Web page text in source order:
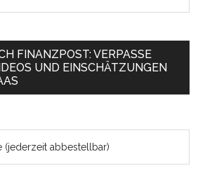
FINANZPOST: VERPASSE
UND EINSCHÄTZUNGEN